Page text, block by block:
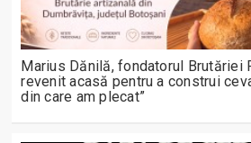
Marius Dănilă, fondatorul Brutăriei
revenit acasă pentru a construi
din care am plecat”